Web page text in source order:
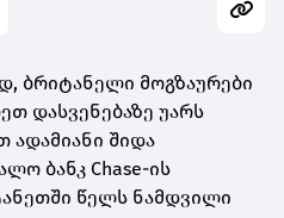
ბრიტანელი მოგზაურები
დასვენებაზე უარს
ადამიანი შიდა
ბანკ Chase-ის
წელს ნამდვილი